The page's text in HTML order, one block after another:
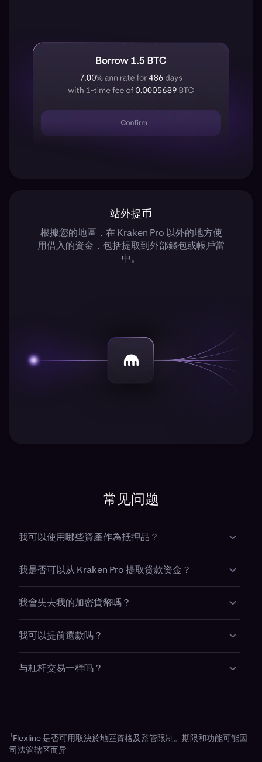
站外提币
根據您的地區，在 Kraken Pro 以外的地方使
用借入的資金，包括提取到外部錢包或帳戶當
中。
常见问题
我可以使用哪些資產作為抵押品？
品，但可能受資格要求和風險參數所限。
我是否可以从 Kraken Pro 提取贷款资金？
求，即可将所借资金提取至平台外，或直接用于交易。
我會失去我的加密貨幣嗎？
你的抵押品方會面臨風險。
我可以提前還款嗎？
前還款費用。
与杠杆交易一样吗？
1Flexline 是否可用取決於地區資格及監管限制。期限和功能可能因
司法管辖区而异